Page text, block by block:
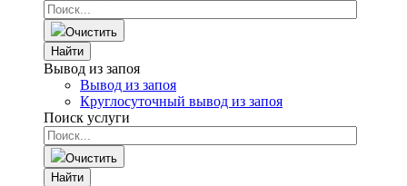
Очистить
Найти
Вывод из запоя
Вывод из запоя
Круглосуточный вывод из запоя
Поиск услуги
Очистить
Найти